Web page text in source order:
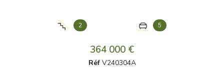
2 5
364 000 €
Réf V240304A